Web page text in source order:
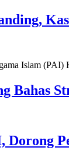
Islam
Bahas